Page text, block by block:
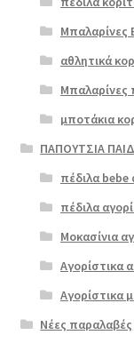
Μπαλαρίνες
αθλητικά
Μπαλαρίνες
μποτάκια
ΠΑΠΟΥΤΣΙΑ
πέδιλα bebe
πέδιλα
Μοκασίνια
Αγορίστικα
Αγορίστικα
Νέες παραλαβές